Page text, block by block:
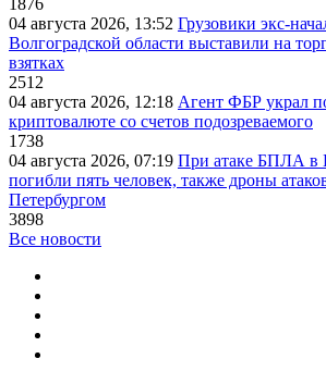
1876
04 августа 2026, 13:52 Грузовики экс-
Волгоградской области выставили на
взятках
2512
04 августа 2026, 12:18 Агент ФБР украл
криптовалюте со счетов подозреваемого
1738
04 августа 2026, 07:19 При атаке БПЛА в
погибли пять человек, также дроны
Петербургом
3898
Все новости